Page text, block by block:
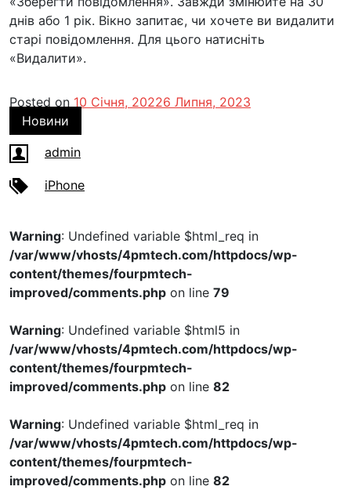
днів або 1 рік. Вікно запитає, чи хочете ви видалити
старі повідомлення. Для цього натисніть
«Видалити».
Posted on 10 Січня, 20226 Липня, 2023
Новини
admin
iPhone
Warning: Undefined variable $html_req in
/var/www/vhosts/4pmtech.com/httpdocs/wp-
content/themes/fourpmtech-
improved/comments.php on line 79
Warning: Undefined variable $html5 in
/var/www/vhosts/4pmtech.com/httpdocs/wp-
content/themes/fourpmtech-
improved/comments.php on line 82
Warning: Undefined variable $html_req in
/var/www/vhosts/4pmtech.com/httpdocs/wp-
content/themes/fourpmtech-
improved/comments.php on line 82